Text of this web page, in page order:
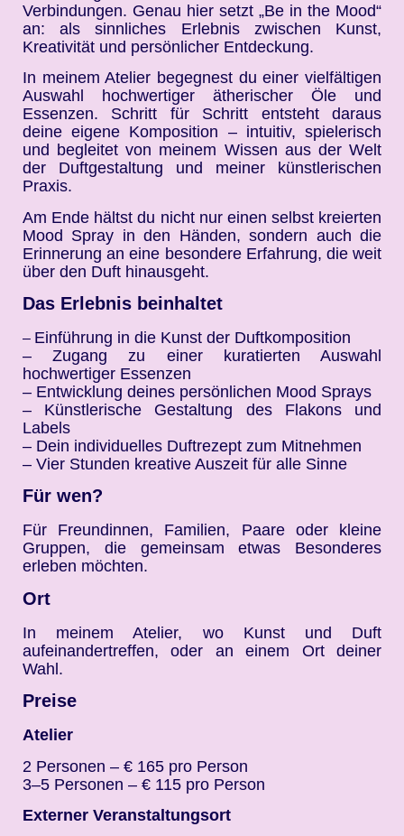
Verbindungen. Genau hier setzt „Be in the Mood“
an: als sinnliches Erlebnis zwischen Kunst,
Kreativität und persönlicher Entdeckung.
In meinem Atelier begegnest du einer vielfältigen
Auswahl hochwertiger ätherischer Öle und
Essenzen. Schritt für Schritt entsteht daraus
deine eigene Komposition – intuitiv, spielerisch
und begleitet von meinem Wissen aus der Welt
der Duftgestaltung und meiner künstlerischen
Praxis.
Am Ende hältst du nicht nur einen selbst kreierten
Mood Spray in den Händen, sondern auch die
Erinnerung an eine besondere Erfahrung, die weit
über den Duft hinausgeht.
Das Erlebnis beinhaltet
– Einführung in die Kunst der Duftkomposition
– Zugang zu einer kuratierten Auswahl
hochwertiger Essenzen
– Entwicklung deines persönlichen Mood Sprays
– Künstlerische Gestaltung des Flakons und
Labels
– Dein individuelles Duftrezept zum Mitnehmen
– Vier Stunden kreative Auszeit für alle Sinne
Für wen?
Für Freundinnen, Familien, Paare oder kleine
Gruppen, die gemeinsam etwas Besonderes
erleben möchten.
Ort
In meinem Atelier, wo Kunst und Duft
aufeinandertreffen, oder an einem Ort deiner
Wahl.
Preise
Atelier
2 Personen – € 165 pro Person
3–5 Personen – € 115 pro Person
Externer Veranstaltungsort